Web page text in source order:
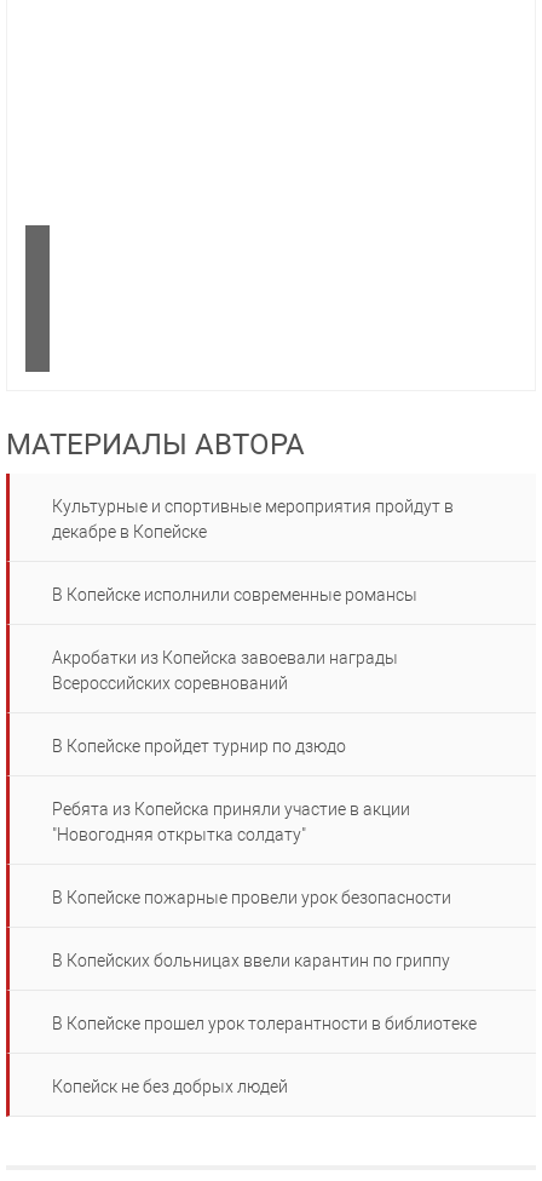
МАТЕРИАЛЫ АВТОРА
Культурные и спортивные мероприятия пройдут в
декабре в Копейске
В Копейске исполнили современные романсы
Акробатки из Копейска завоевали награды
Всероссийских соревнований
В Копейске пройдет турнир по дзюдо
Ребята из Копейска приняли участие в акции
"Новогодняя открытка солдату"
В Копейске пожарные провели урок безопасности
В Копейских больницах ввели карантин по гриппу
В Копейске прошел урок толерантности в библиотеке
Копейск не без добрых людей